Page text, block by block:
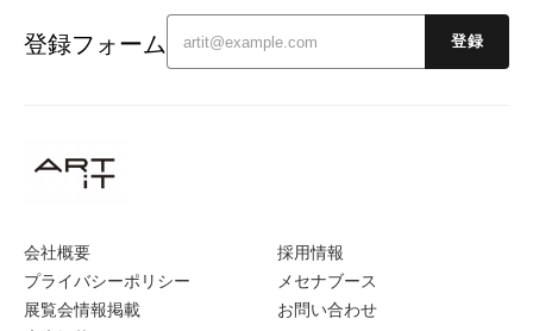
会社概要
プライバシーポリシー
展覧会情報掲載
採用情報
メセナブース
お問い合わせ
登録フォーム 登録